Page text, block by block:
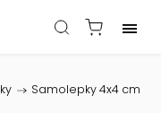
/
Samolepky 4x4 cm